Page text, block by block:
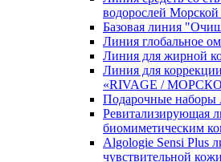
водорослей
Базовая линия
Линия глобальное
Линия для жирной
Линия для
«RIVAGE /
Подарочные наборы
Ревитализирующая
биомиметическим
Algologie Sensi Plus
чувcтвительной